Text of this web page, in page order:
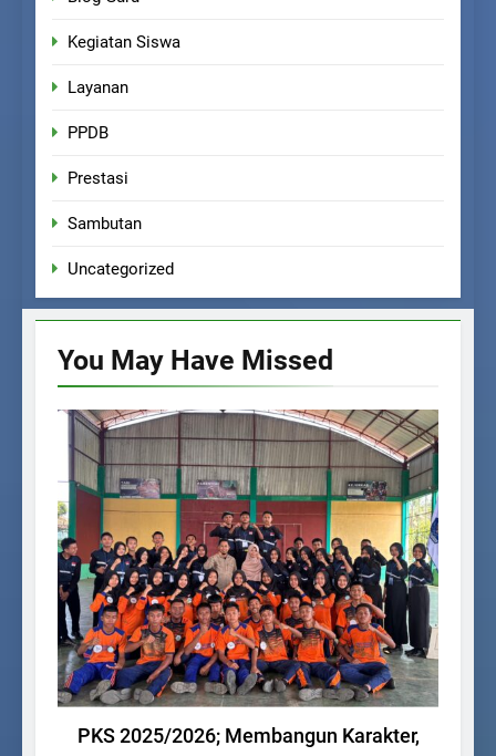
Kegiatan Siswa
Layanan
PPDB
Prestasi
Sambutan
Uncategorized
You May Have Missed
KEGIATAN SISWA
PKS 2025/2026; Membangun Karakter,